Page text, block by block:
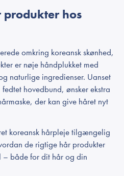
produkter hos
omkring koreansk skønhed,
er nøje håndplukket med
naturlige ingredienser. Uanset
hovedbund, ønsker ekstra
der kan give håret nyt
koreansk hårpleje tilgængelig
de rigtige hår produkter
– både for dit hår og din